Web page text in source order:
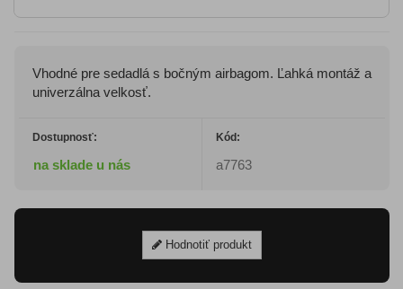
Vhodné pre sedadlá s bočným airbagom. Ľahká montáž a
univerzálna velkosť.
Dostupnosť:
na sklade u nás
Kód:
a7763
Hodnotiť produkt